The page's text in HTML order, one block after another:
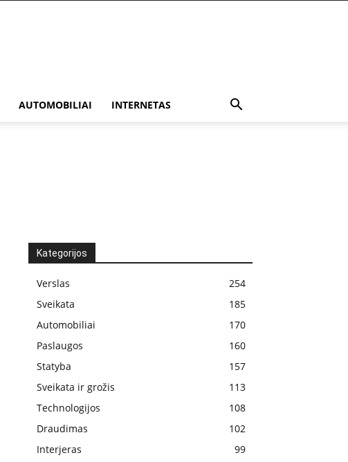
AUTOMOBILIAI INTERNETAS
Kategorijos
Verslas
254
Sveikata
185
Automobiliai
170
Paslaugos
160
Statyba
157
Sveikata ir grožis
113
Technologijos
108
Draudimas
102
Interjeras
99